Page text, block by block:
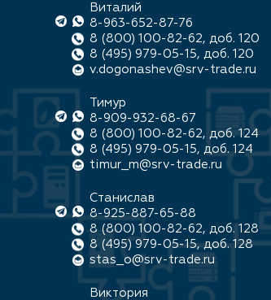
Виталий
8-963-652-87-76
8 (800) 100-82-62, доб. 120
8 (495) 979-05-15, доб. 120
v.dogonashev@srv-trade.ru
Тимур
8-909-932-68-67
8 (800) 100-82-62, доб. 124
8 (495) 979-05-15, доб. 124
timur_m@srv-trade.ru
Станислав
8-925-887-65-88
8 (800) 100-82-62, доб. 128
8 (495) 979-05-15, доб. 128
stas_o@srv-trade.ru
Виктория